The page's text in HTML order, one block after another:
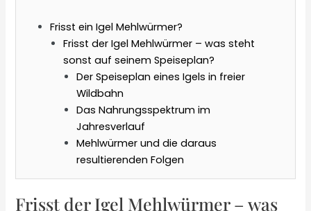
Frisst ein Igel Mehlwürmer?
Frisst der Igel Mehlwürmer – was steht
sonst auf seinem Speiseplan?
Der Speiseplan eines Igels in freier
Wildbahn
Das Nahrungsspektrum im
Jahresverlauf
Mehlwürmer und die daraus
resultierenden Folgen
Frisst der Igel Mehlwürmer – was